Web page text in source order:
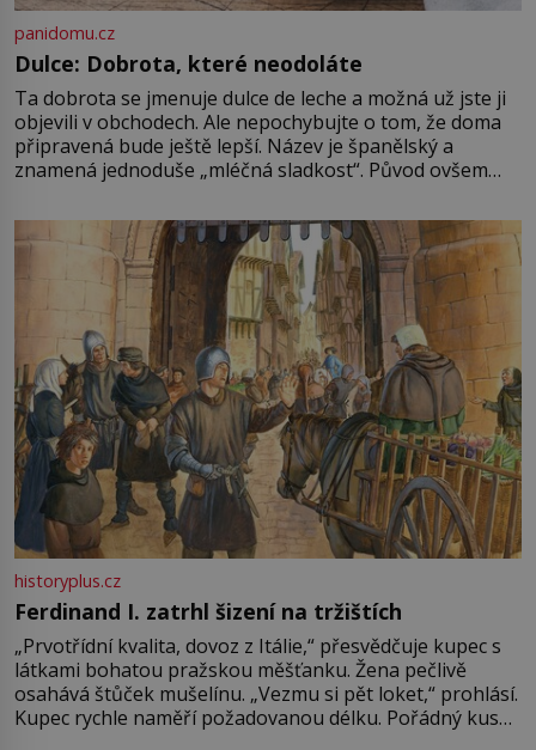
panidomu.cz
Dulce: Dobrota, které neodoláte
Ta dobrota se jmenuje dulce de leche a možná už jste ji
objevili v obchodech. Ale nepochybujte o tom, že doma
připravená bude ještě lepší. Název je španělský a
znamená jednoduše „mléčná sladkost“. Původ ovšem
pře hned několik latinskoamerických zemí a k tomu
Francie, kde se traduje,
historyplus.cz
Ferdinand I. zatrhl šizení na tržištích
„Prvotřídní kvalita, dovoz z Itálie,“ přesvědčuje kupec s
látkami bohatou pražskou měšťanku. Žena pečlivě
osahává štůček mušelínu. „Vezmu si pět loket,“ prohlásí.
Kupec rychle naměří požadovanou délku. Pořádný kus